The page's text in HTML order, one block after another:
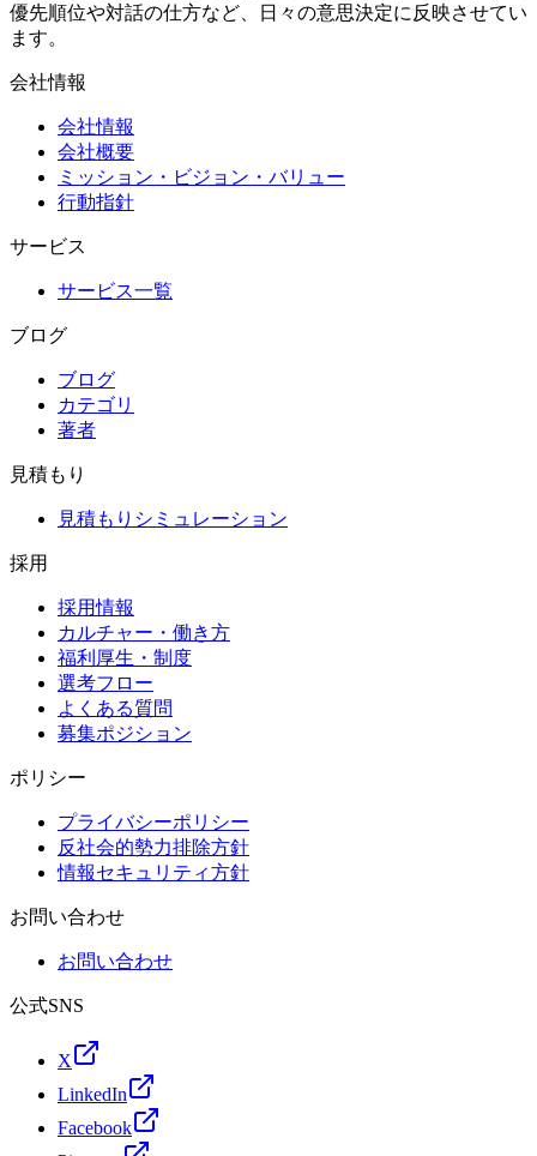
優先順位や対話の仕方など、日々の意思決定に反映させてい
ます。
会社情報
会社情報
会社概要
ミッション・ビジョン・バリュー
行動指針
サービス
サービス一覧
ブログ
ブログ
カテゴリ
著者
見積もり
見積もりシミュレーション
採用
採用情報
カルチャー・働き方
福利厚生・制度
選考フロー
よくある質問
募集ポジション
ポリシー
プライバシーポリシー
反社会的勢力排除方針
情報セキュリティ方針
お問い合わせ
お問い合わせ
公式SNS
X
LinkedIn
Facebook